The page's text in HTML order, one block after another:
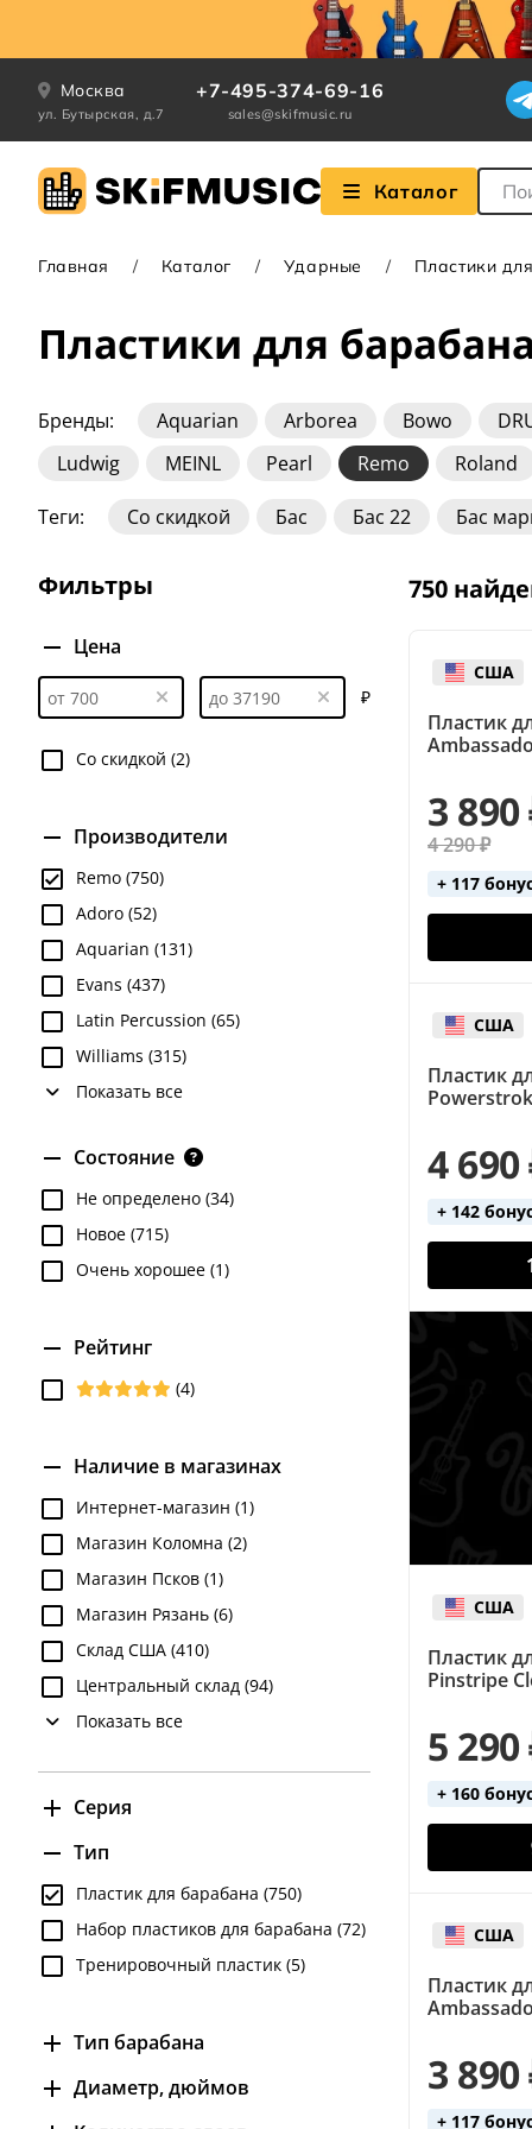
Москва
ул. Бутырская, д.7
+7-495-374-69-16
sales@skifmusic.ru
Каталог
Главная Каталог Ударные Пластики
Пластики для
Бренды: Aquarian Arborea Bowo
Ludwig
MEINL Pearl Remo Roland
Теги: Со скидкой Бас Бас 22 Бас
Фильтры
Цена
₽
Со скидкой (2)
Производители
Remo (750)
Adoro (52)
Aquarian (131)
Evans (437)
Latin Percussion (65)
Williams (315)
Показать все
Состояние
Не определено (34)
Новое (715)
Очень хорошее (1)
Рейтинг
(4)
Наличие в магазинах
Интернет-магазин (1)
Магазин Коломна (2)
Магазин Псков (1)
Магазин Рязань (6)
Склад США (410)
Центральный склад (94)
Показать все
Серия
Ambassador Clear (20)
Ambassador Coated (22)
Ambassador Ebony (15)
Emperor Coated (15)
Тип
Пластик для барабана (750)
Набор пластиков для барабана (72)
Тренировочный пластик (5)
Тип барабана
бас (357)
Диаметр, дюймов
750
Пластик
США
3 890
4 290 ₽
+ 117
Пластик
США
4 690
+ 142
Пластик
Pinstripe
США
5 290
+ 160
Пластик
США
3 890
+ 117